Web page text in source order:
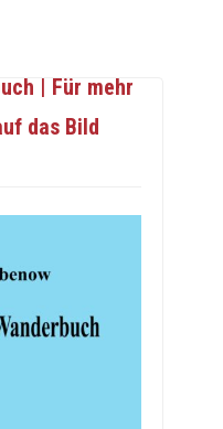
| Für mehr
das Bild